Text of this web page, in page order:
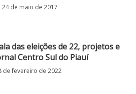
24 de maio de 2017
das eleições de 22, projetos e
Centro Sul do Piauí
de fevereiro de 2022